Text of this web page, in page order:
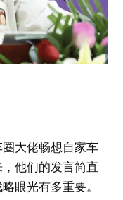
大佬畅想自家车
他们的发言简直
眼光有多重要。